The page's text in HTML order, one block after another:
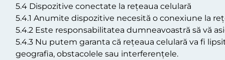
5.4 Dispozitive conectate la rețeaua celulară
5.4.1 Anumite dispozitive necesită o conexiune la
5.4.2 Este responsabilitatea dumneavoastră să vă
5.4.3 Nu putem garanta că rețeaua celulară va fi
geografia, obstacolele sau interferențele.